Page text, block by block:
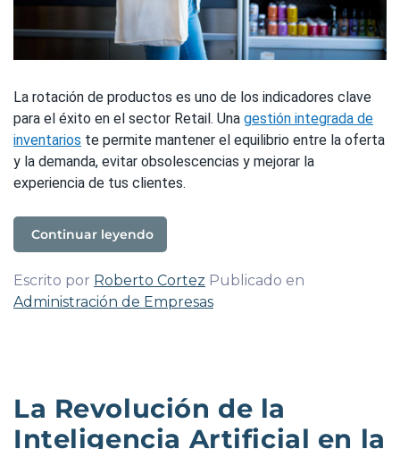
La rotación de productos es uno de los indicadores clave
para el éxito en el sector Retail. Una gestión integrada de
inventarios te permite mantener el equilibrio entre la oferta
y la demanda, evitar obsolescencias y mejorar la
experiencia de tus clientes.
Continuar leyendo
Escrito por Roberto Cortez Publicado en
Administración de Empresas
La Revolución de la
Inteligencia Artificial en la